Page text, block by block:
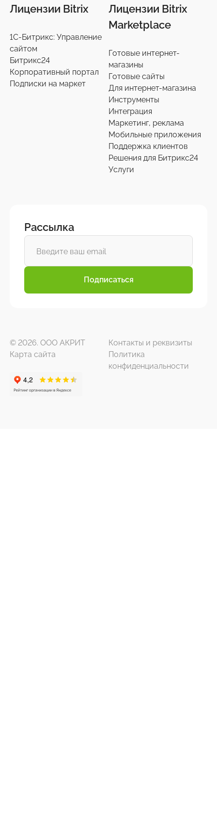
Лицензии Bitrix
1С-Битрикс: Управление
сайтом
Битрикс24
Корпоративный портал
Подписки на маркет
Лицензии Bitrix
Marketplace
Готовые интернет-
магазины
Готовые сайты
Для интернет-магазина
Инструменты
Интеграция
Маркетинг, реклама
Мобильные приложения
Поддержка клиентов
Решения для Битрикс24
Услуги
Рассылка
Подписаться
© 2026. ООО АКРИТ
Контакты и реквизиты
Карта сайта
Политика
конфиденциальности